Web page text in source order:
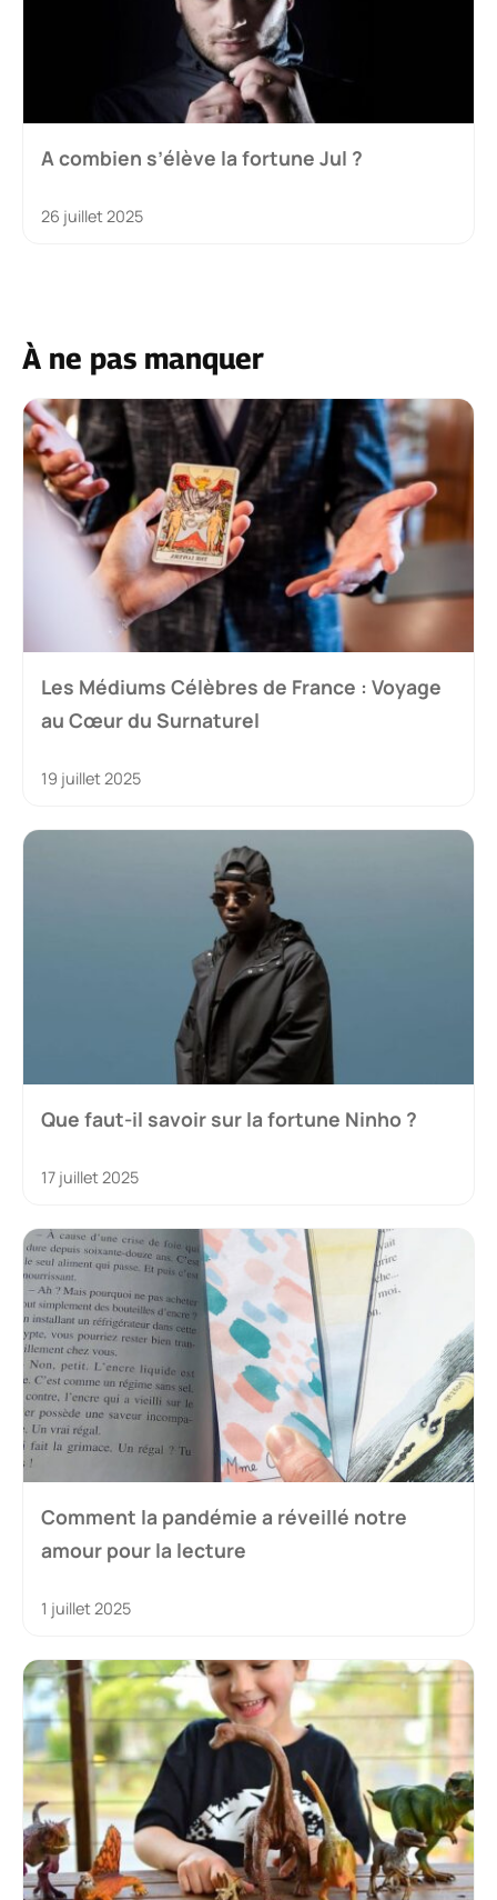
A combien s’élève la fortune Jul ?
26 juillet 2025
À ne pas manquer
Les Médiums Célèbres de France : Voyage
au Cœur du Surnaturel
19 juillet 2025
Que faut-il savoir sur la fortune Ninho ?
17 juillet 2025
Comment la pandémie a réveillé notre
amour pour la lecture
1 juillet 2025